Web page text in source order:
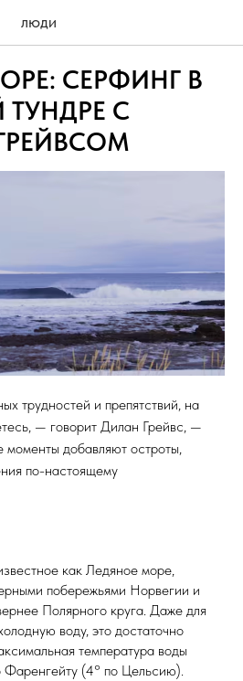
ЛЮДИ
СЕРФИНГ В
С
трудностей и препятствий, на
— говорит Дилан Грейвс, —
добавляют остроты,
по-настоящему
как Ледяное море,
побережьями Норвегии и
Полярного круга. Даже для
воду, это достаточно
температура воды
Фаренгейту (4° по Цельсию).